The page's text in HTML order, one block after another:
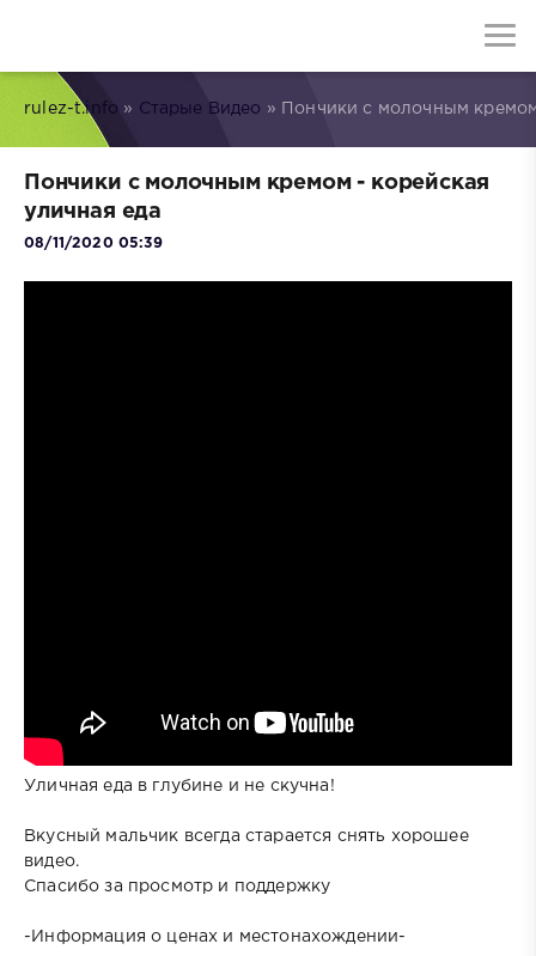
rulez-t.info » Старые Видео » Пончики с молочным
Пончики с молочным кремом - корейская
уличная еда
08/11/2020 05:39
Уличная еда в глубине и не скучна!
Вкусный мальчик всегда старается снять хорошее
видео.
Спасибо за просмотр и поддержку
-Информация о ценах и местонахождении-